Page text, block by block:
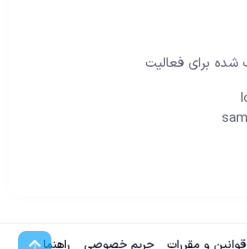
برای فعالیت
قوانین و مقررات حریم خصوصی راهنما